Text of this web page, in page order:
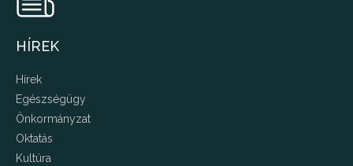
HÍREK
Hírek
Egészségügy
Önkormányzat
Oktatás
Kultúra